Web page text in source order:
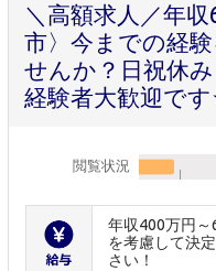
＼高額求人／年
市〉今までの経
せんか？日祝休
経験者大歓迎で
閲覧状況
年収400万円
を考慮して決
さい！